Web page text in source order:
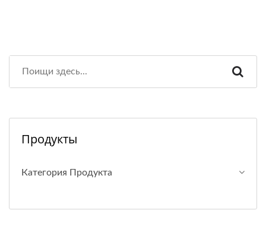
Продукты
Категория Продукта